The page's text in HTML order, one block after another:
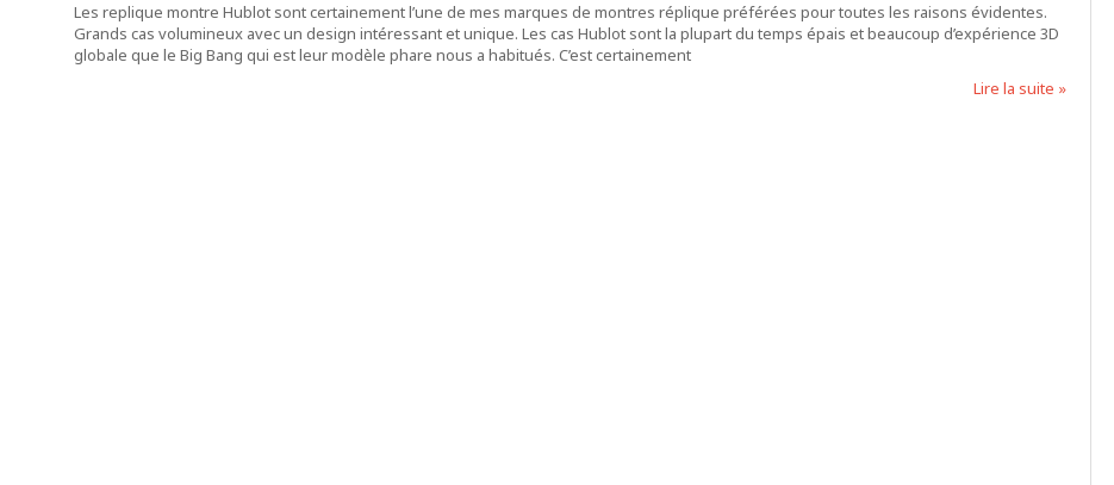
Les replique montre Hublot sont certainement l’une de mes marques de montres réplique préférées pour toutes les raisons évidentes.
Grands cas volumineux avec un design intéressant et unique. Les cas Hublot sont la plupart du temps épais et beaucoup d’expérience 3D
globale que le Big Bang qui est leur modèle phare nous a habitués. C’est certainement
Lire la suite »